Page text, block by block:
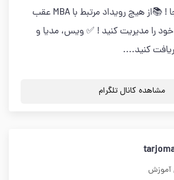
اینجا به جای همه جا ! 📚از هیچ رویداد مرتبط با MBA عقب
را مدیریت کنید ! ✅ ویس، مدیا و
کنید....
مشاهده کانال تلگرام
آموزش